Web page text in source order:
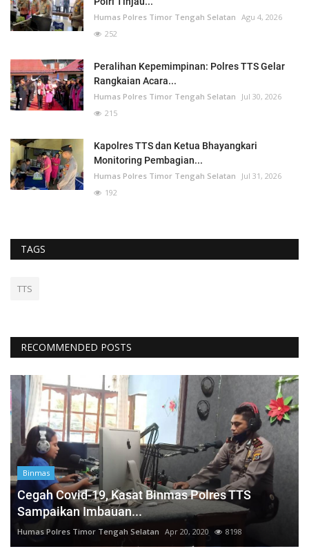
Humas Polres Timor Tengah Selatan Agu 4, 2026
252
Peralihan Kepemimpinan: Polres TTS Gelar
Rangkaian Acara...
Humas Polres Timor Tengah Selatan
Jul 30, 2026
215
Kapolres TTS dan Ketua Bhayangkari
Monitoring Pembagian...
Humas Polres Timor Tengah Selatan
Jul 31, 2026
192
TAGS
TTS
RECOMMENDED POSTS
Binmas
Cegah Covid-19, Kasat Binmas Polres TTS
Sampaikan Imbauan...
Humas Polres Timor Tengah Selatan Apr 20, 2020 8198